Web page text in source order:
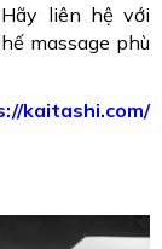
liên hệ với
massage phù
kaitashi.com/